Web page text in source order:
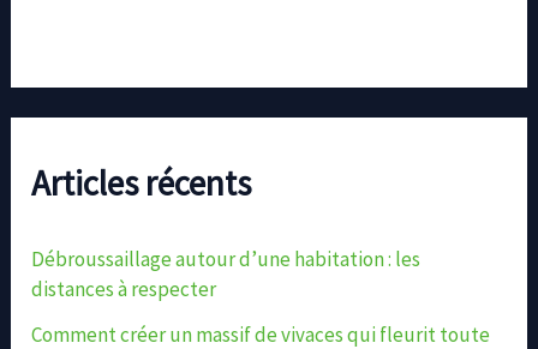
Articles récents
Débroussaillage autour d’une habitation : les
distances à respecter
Comment créer un massif de vivaces qui fleurit toute